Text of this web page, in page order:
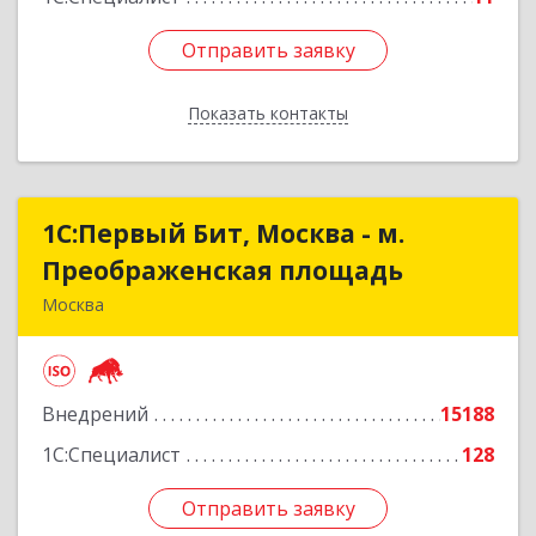
Отправить заявку
Показать контакты
Отправить заявку
Назад
1С:Первый Бит, Москва - м.
Преображенская площадь
Москва
Внедрений
15188
1С:Специалист
128
Отправить заявку
1С:Первый Бит, Москва - м.
Преображенская площадь
Подробнее
Отправить заявку